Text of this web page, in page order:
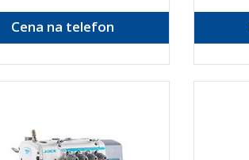
Cena na telefon